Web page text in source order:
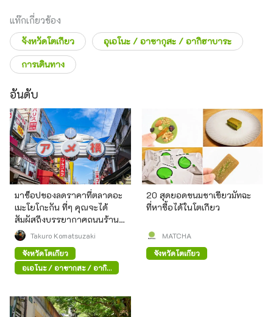
แท๊กเกี่ยวข้อง
จังหวัดโตเกียว
อุเอโนะ / อาซากุสะ / อากิฮาบาระ
การเดินทาง
อันดับ
มาช็อปของลดราคาที่ตลาดอะ
เมะโยโกะกัน ที่ๆ คุณจะได้
สัมผัสถึงบรรยากาศถนนร้าน
ค้าสมัยก่อน
Takuro Komatsuzaki
จังหวัดโตเกียว
อุเอโนะ / อาซากุสะ / อากิ
ฮาบาระ
20 สุดยอดขนมชาเขียวมัทฉะ
ที่หาซื้อได้ในโตเกียว
MATCHA
จังหวัดโตเกียว